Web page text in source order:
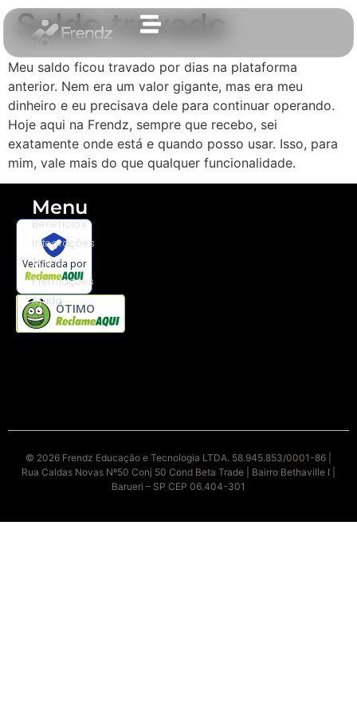
Saldo travado
Meu saldo ficou travado por dias na plataforma
anterior. Nem era um valor gigante, mas era meu
dinheiro e eu precisava dele para continuar operando.
Hoje aqui na Frendz, sempre que recebo, sei
exatamente onde está e quando posso usar. Isso, para
mim, vale mais do que qualquer funcionalidade.
Verificada por
ÓTIMO
Menu
Benefícios
Integrações
Taxas
Premiações
Ajuda
© 2026 Frendz Educação e Tecnologia LTDA. 58.945.853/0001-86 |
Rua Caldas Novas Nº50 Conj 50 Cond Beta Trade | Bairro Bethaville I |
Barueri – SP CEP 06.404-301